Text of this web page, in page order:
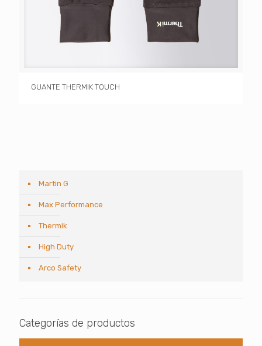
GUANTE THERMIK TOUCH
Martin G
Max Performance
Thermik
High Duty
Arco Safety
Categorías de productos